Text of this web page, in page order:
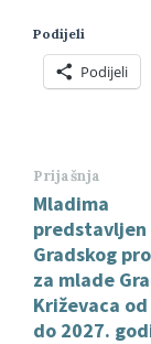
Podijeli
Podijeli
Prijašnja
Mladima
predstavljen
Gradskog
za mlade
Križevaca
do 2027.